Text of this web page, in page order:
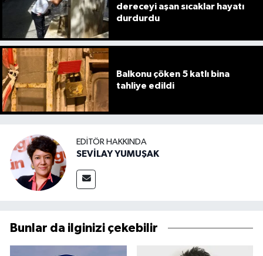
dereceyi aşan sıcaklar hayatı
durdurdu
Balkonu çöken 5 katlı bina
tahliye edildi
EDITÖR HAKKINDA
SEVİLAY YUMUŞAK
Bunlar da ilginizi çekebilir